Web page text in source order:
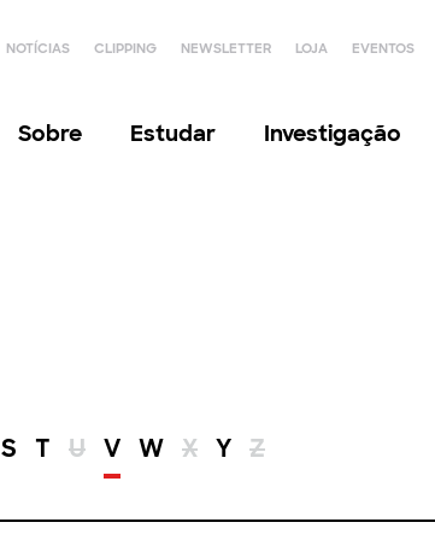
NOTÍCIAS CLIPPING NEWSLETTER LOJA EVENTOS
Sobre Estudar Investigação
S T U V W X Y Z